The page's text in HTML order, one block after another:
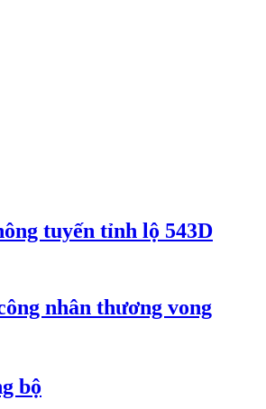
tuyến tỉnh lộ 543D
nhân thương vong
bộ